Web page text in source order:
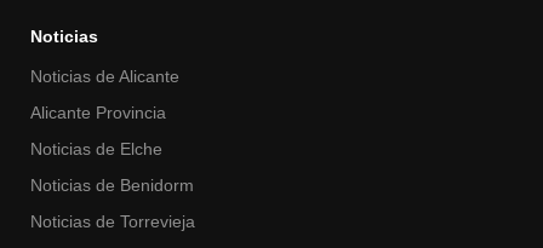
Noticias
Noticias de Alicante
Alicante Provincia
Noticias de Elche
Noticias de Benidorm
Noticias de Torrevieja